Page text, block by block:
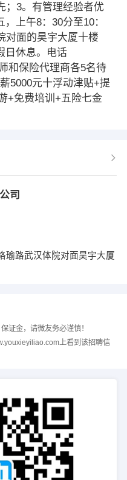
；3。有管理经验者优
上午8：30分至10：
对面的昊宇大厦十楼
日休息。电话
和保险代理商各5名待
5000元十浮动津贴+提
+免费培训+五险七金
司
瑜路武汉体院对面昊宇大厦
证金，请微友务必谨慎！
上看到该招聘信